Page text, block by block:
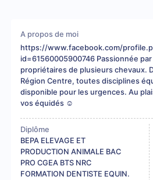
A propos de moi
https://www.facebook.com/
id=61560005900746 Passionnée
propriétaires de plusieurs chevaux.
Région Centre, toutes disciplines
disponible pour les urgences. Au
vos équidés ☺️
Diplôme
BEPA ELEVAGE ET
PRODUCTION ANIMALE BAC
PRO CGEA BTS NRC
FORMATION DENTISTE EQUIN.